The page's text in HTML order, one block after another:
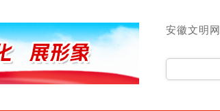
安徽文明网